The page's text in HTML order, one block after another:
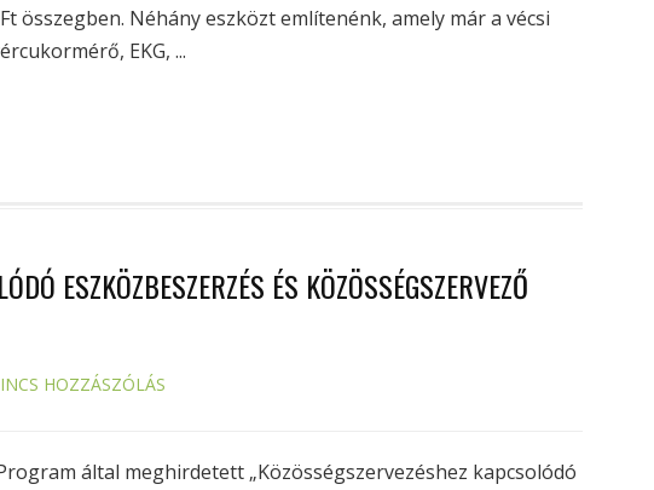
összegben. Néhány eszközt említenénk, amely már a vécsi
EKG, ...
ESZKÖZBESZERZÉS ÉS KÖZÖSSÉGSZERVEZŐ
HOZZÁSZÓLÁS
által meghirdetett „Közösségszervezéshez kapcsolódó